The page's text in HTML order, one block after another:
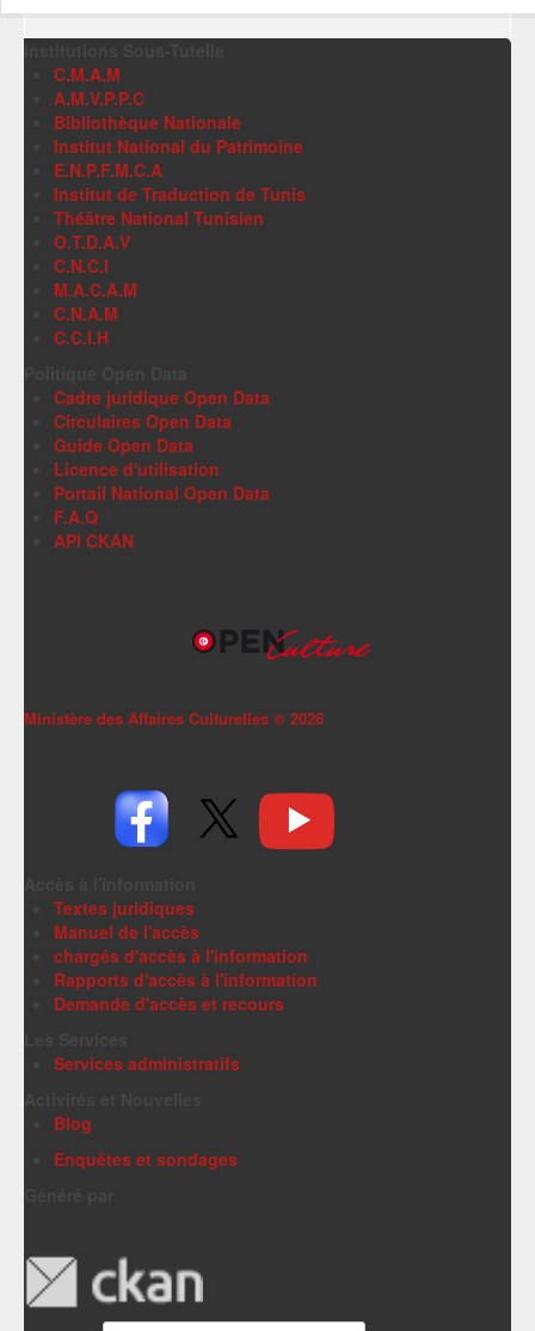
C.M.A.M
A.M.V.P.P.C
Bibliothèque Nationale
Institut National du Patrimoine
E.N.P.F.M.C.A
Institut de Traduction de Tunis
Théâtre National Tunisien
O.T.D.A.V
C.N.C.I
M.A.C.A.M
C.N.A.M
C.C.I.H
Cadre juridique Open Data
Circulaires Open Data
Guide Open Data
Licence d'utilisation
Portail National Open Data
F.A.Q
API CKAN
Ministère des Affaires Culturelles © 2026
Textes juridiques
Manuel de l'accès
chargés d'accès à l'information
Rapports d'accès à l'information
Demande d'accès et recours
Services administratifs
Blog
Enquêtes et sondages